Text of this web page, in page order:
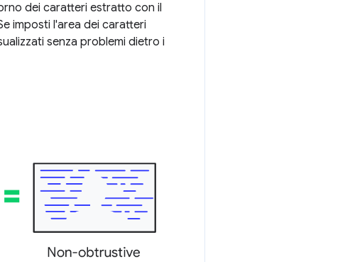
dei caratteri estratto con il
imposti l'area dei caratteri
senza problemi dietro i